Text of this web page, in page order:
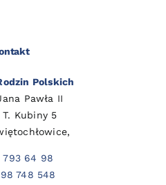
Polskich
Pawła II
T. Kubiny 5
793 64 98
748 548